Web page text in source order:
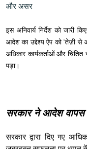
और असर
इस अनिवार्य निर्देश को जारी
आदेश का उद्देश्य ऐप को 'तेज़ी से
अधिकार कार्यकर्ताओं और चिंतित
पड़ा।
सरकार ने आदेश वापस
सरकार द्वारा दिए गए